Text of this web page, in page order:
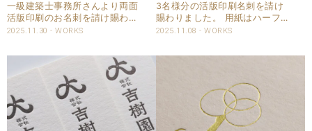
一級建築士事務所さんより両面
活版印刷のお名刺を請け賜わり
ました。 用紙はハーフエアコッ
面ともパントンのBlack4で活版
印刷いたしました。 裏面への干
渉を注視しながら印圧を入れさ
せて頂きまし..
2025.11.30 WORKS
3名様分の活版印刷名刺を請け
賜わりました。 用紙はハーフエ
アのヘンプを使用させて頂きま
1色でDICの特色指定をいただき
印圧の調整でし..
2025.11.08 WORKS